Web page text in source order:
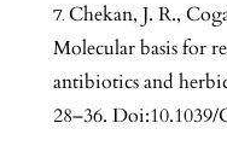
Chekan, J. R.,
Molecular basis for
antibiotics and
28–36.